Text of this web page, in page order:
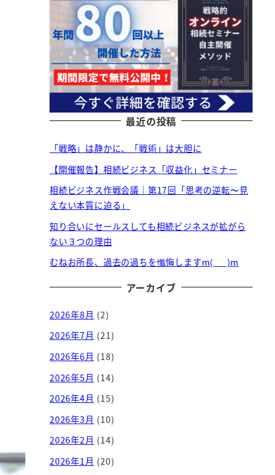
最近の投稿
「戦略」は静かに、「戦術」は大胆に
【開催報告】相続ビジネス「収益化」セミナー
相続ビジネス作戦会議｜第17回「思考の逆転〜見
えない本質に迫る」
知り合いにセールスしても相続ビジネスが拡がら
ない３つの理由
むねお所長、過去の過ちを懺悔しますm(_ _)m
アーカイブ
2026年8月 (2)
2026年7月 (21)
2026年6月 (18)
2026年5月 (14)
2026年4月 (15)
2026年3月 (10)
2026年2月 (14)
2026年1月 (20)